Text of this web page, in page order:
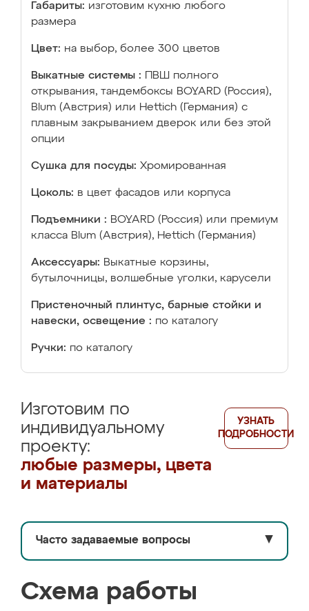
Габариты: изготовим кухню любого
размера
Цвет: на выбор, более 300 цветов
Выкатные системы :
ПВШ полного
открывания, тандембоксы BOYARD (Россия),
Blum (Австрия) или Hettich (Германия) с
плавным закрыванием дверок или без этой
опции
Сушка для посуды: Хромированная
Цоколь: в цвет фасадов или корпуса
Подъемники : BOYARD (Россия) или премиум
класса Blum (Австрия), Hettich (Германия)
Аксессуары: Выкатные корзины,
бутылочницы, волшебные уголки, карусели
Пристеночный плинтус, барные стойки и
навески, освещение : по каталогу
Ручки: по каталогу
Изготовим по
индивидуальному
проекту:
любые размеры, цвета
и материалы
УЗНАТЬ
ПОДРОБНОСТИ
Часто задаваемые вопросы ▼
Схема работы